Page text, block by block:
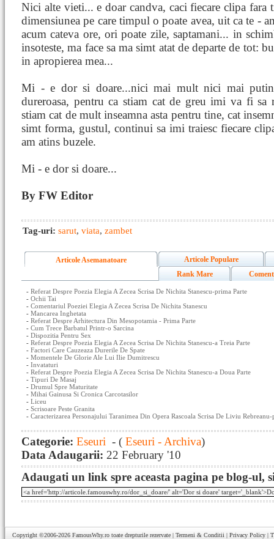
Nici alte vieti... e doar candva, caci fiecare clipa
dimensiunea pe care timpul o poate avea, uit ca te -
acum cateva ore, ori poate zile, saptamani... in
insoteste, ma face sa ma simt atat de departe de tot:
in apropierea mea...
Mi - e dor si doare...nici mai mult nici mai
dureroasa, pentru ca stiam cat de greu imi va fi sa
stiam cat de mult inseamna asta pentru tine, cat
simt forma, gustul, continui sa imi traiesc fiecare
am atins buzele.
Mi - e dor si doare...
By FW Editor
Tag-uri: sarut, viata, zambet
Articole Asemanatoare
Articole Populare
Rank Mare
- Referat Despre Poezia Elegia A Zecea Scrisa De Nichita Stanescu-prima Parte
- Ochii Tai
- Comentariul Poeziei Elegia A Zecea Scrisa De Nichita Stanescu
- Mancarea Inghetata
- Referat Despre Arhitectura Din Mesopotamia - Prima Parte
- Cum Trece Barbatul Printr-o Sarcina
- Dispozitia Pentru Sex
- Referat Despre Poezia Elegia A Zecea Scrisa De Nichita Stanescu-a Treia Parte
- Factori Care Cauzeaza Durerile De Spate
- Momentele De Glorie Ale Lui Ilie Dumitrescu
- Invataturi
- Referat Despre Poezia Elegia A Zecea Scrisa De Nichita Stanescu-a Doua Parte
- Tipuri De Masaj
- Drumul Spre Maturitate
- Mihai Gainusa Si Cronica Carcotasilor
- Liceu
- Scrisoare Peste Granita
- Caracterizarea Personajului Taranimea Din Opera Rascoala Scrisa De Liviu Rebreanu-
Categorie: Eseuri - ( Eseuri - Archiva)
Data Adaugarii: 22 February '10
Adaugati un link spre aceasta pagina pe blog-ul,
Copyright ©2006-2026 FamousWhy.ro toate drepturile rezervate | Termeni & Conditii | Privacy Policy |